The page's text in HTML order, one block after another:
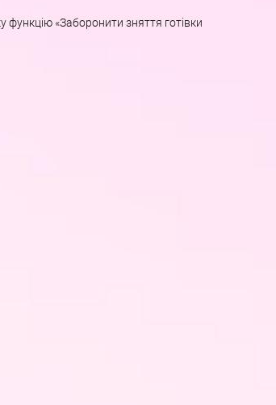
функцію «Заборонити зняття готівки